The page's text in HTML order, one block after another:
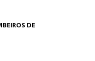
DE